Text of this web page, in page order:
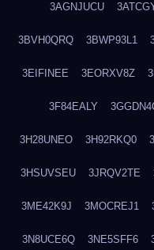
3AGNJUCU
3BVH0QRQ 3BWP93L1
3EIFINEE 3EORXV8Z
3F84EALY
3H28UNEO 3H92RKQ0
3HSUVSEU 3JRQV2TE
3ME42K9J 3MOCREJ1
3N8UCE6Q 3NE5SFF6